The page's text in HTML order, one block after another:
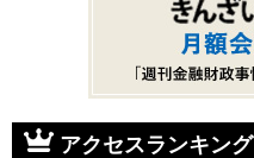
アクセスランキング